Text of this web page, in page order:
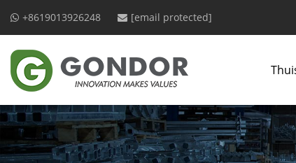
+8619013926248 [email protected]